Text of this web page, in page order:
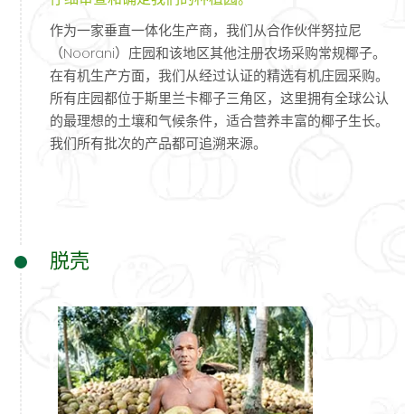
作为一家垂直一体化生产商，我们从合作伙伴努拉尼
（Noorani）庄园和该地区其他注册农场采购常规椰子。
在有机生产方面，我们从经过认证的精选有机庄园采购。
所有庄园都位于斯里兰卡椰子三角区，这里拥有全球公认
的最理想的土壤和气候条件，适合营养丰富的椰子生长。
我们所有批次的产品都可追溯来源。
脱壳